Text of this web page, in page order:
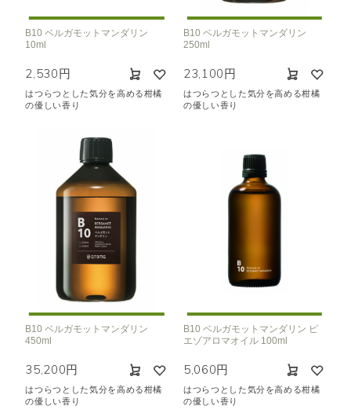
B10 ベルガモットマンダリン
10ml
2,530円
はつらつとした気分を高める柑橘
の優しい香り
B10 ベルガモットマンダリン
250ml
23,100円
はつらつとした気分を高める柑橘
の優しい香り
B10 ベルガモットマンダリン
450ml
35,200円
はつらつとした気分を高める柑橘
の優しい香り
B10 ベルガモットマンダリン ピ
エゾアロマオイル 100ml
5,060円
はつらつとした気分を高める柑橘
の優しい香り